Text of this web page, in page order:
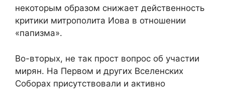
некоторым образом снижает действенность
критики митрополита Иова в отношении
«папизма».
Во-вторых, не так прост вопрос об участии
мирян. На Первом и других Вселенских
Соборах присутствовали и активно